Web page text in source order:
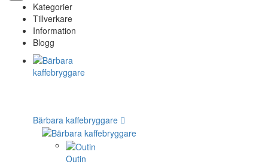
Kategorier
Tillverkare
Information
Blogg
Bärbara kaffebryggare
Outin